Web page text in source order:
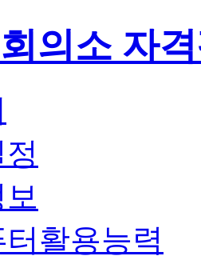
의소 자
터활용능력